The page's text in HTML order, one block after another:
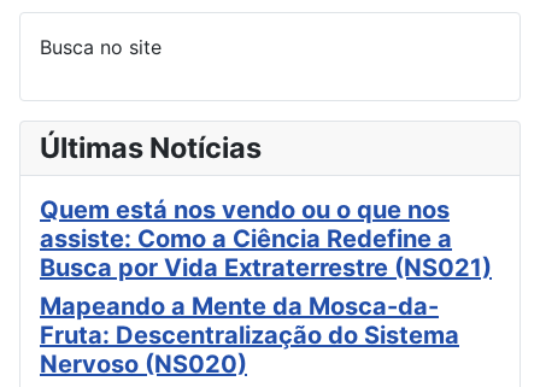
Busca no site
Últimas Notícias
Quem está nos vendo ou o que nos
assiste: Como a Ciência Redefine a
Busca por Vida Extraterrestre (NS021)
Mapeando a Mente da Mosca-da-
Fruta: Descentralização do Sistema
Nervoso (NS020)